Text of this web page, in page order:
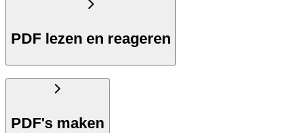
PDF lezen en reageren
PDF's maken